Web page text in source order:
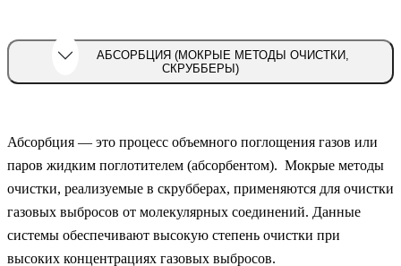
СКРУББЕРЫ)
Абсорбция — это процесс объемного поглощения газов или
паров жидким поглотителем (абсорбентом). Мокрые методы
очистки, реализуемые в скрубберах, применяются для очистки
газовых выбросов от молекулярных соединений. Данные
системы обеспечивают высокую степень очистки при
высоких концентрациях газовых выбросов.